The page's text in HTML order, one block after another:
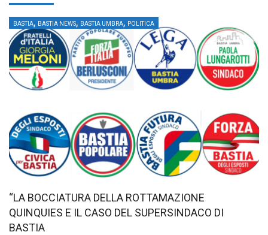
BASTIA, BASTIA NEWS, BASTIA UMBRA, POLITICA
“LA BOCCIATURA DELLA ROTTAMAZIONE
QUINQUIES E IL CASO DEL SUPERSINDACO DI
BASTIA